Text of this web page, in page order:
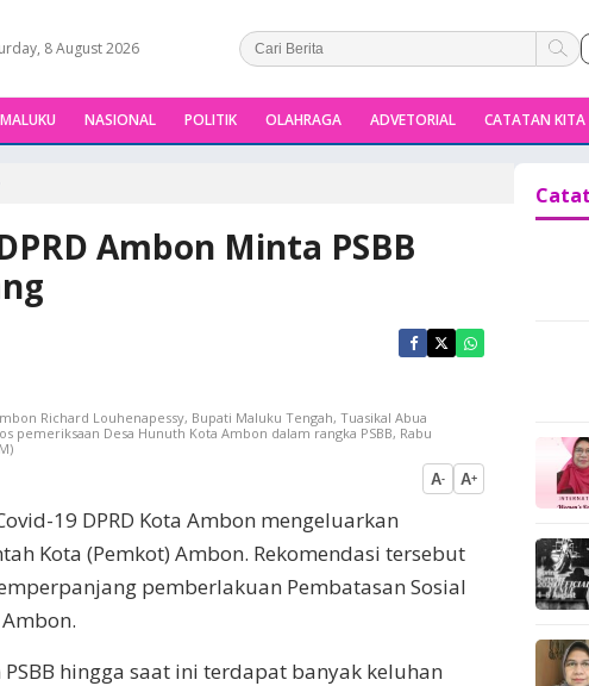
8 August 2026
MALUKU NASIONAL POLITIK OLAHRAGA ADVETORIAL CATATAN KITA
Ambon Minta PSBB
Richard Louhenapessy, Bupati Maluku Tengah, Tuasikal Abua
pemeriksaan Desa Hunuth Kota Ambon dalam rangka PSBB, Rabu
A- A+
19 DPRD Kota Ambon mengeluarkan
Kota (Pemkot) Ambon. Rekomendasi tersebut
pemberlakuan Pembatasan Sosial
hingga saat ini terdapat banyak keluhan